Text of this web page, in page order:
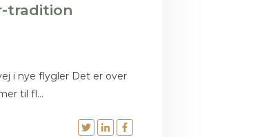
tradition
i nye flygler Det er over
til fl...